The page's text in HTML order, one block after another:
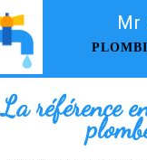
Mr
La référence